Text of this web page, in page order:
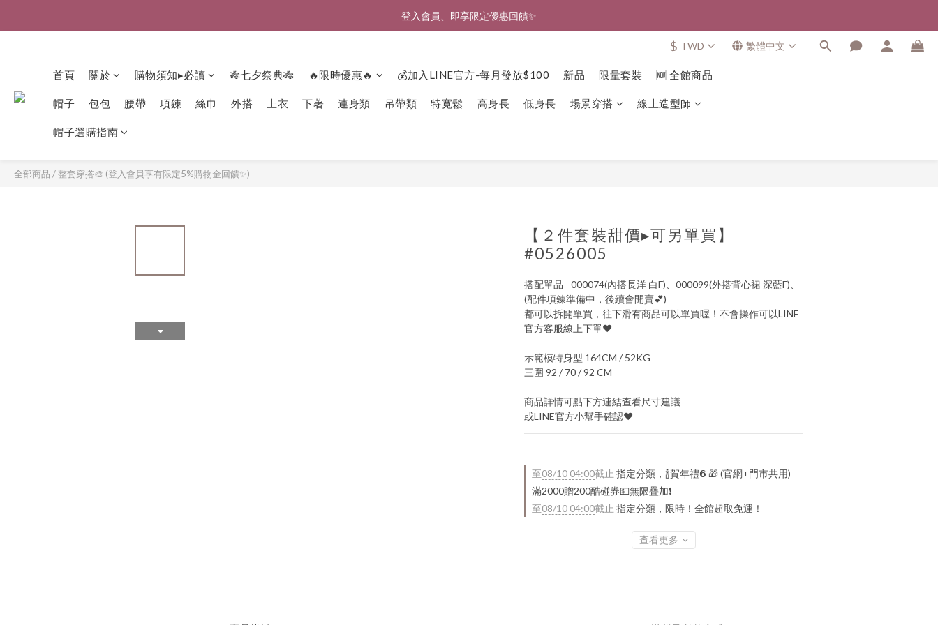
🎉新北淡水實體門市🤗歡迎蒞臨試穿🎉
登入會員、即享限定優惠回饋✨
$ TWD 繁體中文
首頁 關於 購物須知▸必讀 🎋七夕祭典🎋 🔥限時優惠🔥 💰加入LINE官方-每月發放$100 新品 限量套裝 🆕 全館商品
帽子 包包 腰帶 項鍊 絲巾 外搭 上衣 下著 連身類 吊帶類 特寬鬆 高身長 低身長 場景穿搭 線上造型師
帽子選購指南
全部商品 /整套穿搭🎨 (登入會員享有限定5%購物金回饋✨)
【２件套裝甜價▸可另單買】
#0526005
搭配單品 - 000074(內搭長洋 白F)、000099(外搭背心裙 深藍F)、
(配件項鍊準備中，後續會開賣💕)
都可以拆開單買，往下滑有商品可以單買喔！不會操作可以LINE
官方客服線上下單♥
示範模特身型 164CM / 52KG
三圍 92 / 70 / 92 CM
商品詳情可點下方連結查看尺寸建議
或LINE官方小幫手確認♥
至08/10 04:00截止 指定分類，🍾賀年禮️𝟲 🎁 (官網+門市共用)
滿2000贈200酷碰券💵無限疊加❗
至08/10 04:00截止 指定分類，限時！全館超取免運！
查看更多